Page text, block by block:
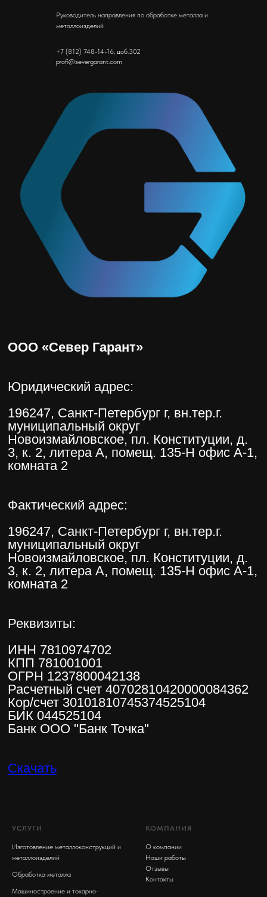
Руководитель направления по обработке металла и
металлоизделий
+7 (812) 748-14-16, доб.302
profi@severgarant.com
УСЛУГИ
Изготовление металлоконструкций и
металлоизделий
Обработка металла
Машиностроение и токарно-
КОМПАНИЯ
О компании
Наши работы
Отзывы
Контакты